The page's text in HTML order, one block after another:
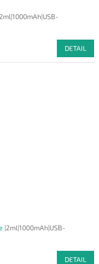
DETAIL
|2ml|1000mAh|USB-
DETAIL